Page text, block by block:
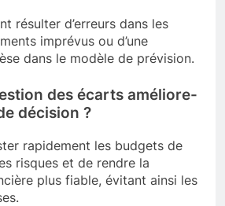
résulter d’erreurs dans les
imprévus ou d’une
dans le modèle de prévision.
des écarts améliore-
décision ?
rapidement les budgets de
risques et de rendre la
plus fiable, évitant ainsi les